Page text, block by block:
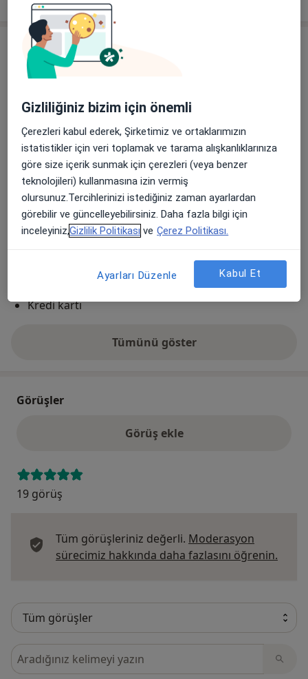
Adres
Medipol Acıbadem Bölge Hastanesi
Kadıköy 34718
Haritayı büyütyeni bir sekmede açılır
Uygunluk
Takvimi göster
Bu adreste kabul edilen sigortalar
Detaylar
Kredi kartı
Tümünü göster
adres hakkında
Görüşler
Görüş ekle
19 görüş
Tüm görüşleriniz değerli. Moderasyon
sürecimiz hakkında daha fazlasını öğrenin.
Görüşler içerisinde ara
Gizliliğiniz bizim için önemli
Çerezleri kabul ederek, Şirketimiz ve ortaklarımızın
istatistikler için veri toplamak ve tarama alışkanlıklarınıza
göre size içerik sunmak için çerezleri (veya benzer
teknolojileri) kullanmasına izin vermiş
olursunuz.Tercihlerinizi istediğiniz zaman ayarlardan
görebilir ve güncelleyebilirsiniz. Daha fazla bilgi için
inceleyiniz,Gizlilik Politikası ve Çerez Politikası.
Ayarları Düzenle Kabul Et